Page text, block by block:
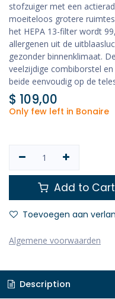
stofzuiger met een
moeiteloos grotere
het HEPA 13-filter wordt
allergenen uit de
gezonder binnenklimaat.
veelzijdige combiborstel
beide eenvoudig op de
$ 109,00
Only few left in Bonaire
Add to Cart
Toevoegen aan
Algemene voorwaarden
Description